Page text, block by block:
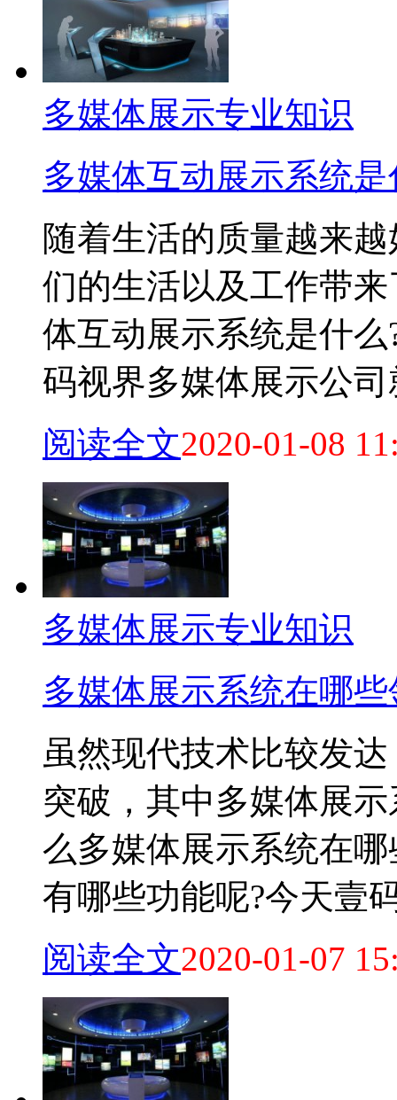
多媒体展示专业知识
多媒体互动展示系统
随着生活的质量越来
们的生活以及工作带
体互动展示系统是什
码视界多媒体展示公司
阅读全文2020-01-08
多媒体展示专业知识
多媒体展示系统在哪
虽然现代技术比较发
突破，其中多媒体展
么多媒体展示系统在
有哪些功能呢?今天壹
阅读全文2020-01-07